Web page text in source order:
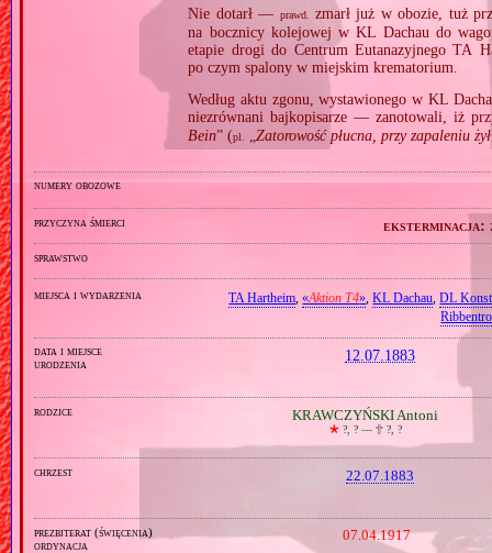
Nie dotarł — prawd. zmarł już w obozie, tuż
na bocznicy kolejowej w KL Dachau do
etapie drogi do Centrum Eutanazyjnego TA
po czym spalony w miejskim krematorium.
Według aktu zgonu, wystawionego w KL
niezrównani bajkopisarze — zanotowali, iż
Bein” (pl. „Zatorowość płucna, przy zapaleniu
numery obozowe
przyczyna śmierci eksterminacja:
sprawstwo
miejsca i wydarzenia TA Hartheim,«Aktion T4»,KL Dachau,DL
data i miejsce
urodzenia
12.07.1883
rodzice KRAWCZYŃSKI Antoni
🞲?, ? — 🕆?, ?
chrzest 22.07.1883
prezbiterat (święcenia)
ordynacja
07.04.1917